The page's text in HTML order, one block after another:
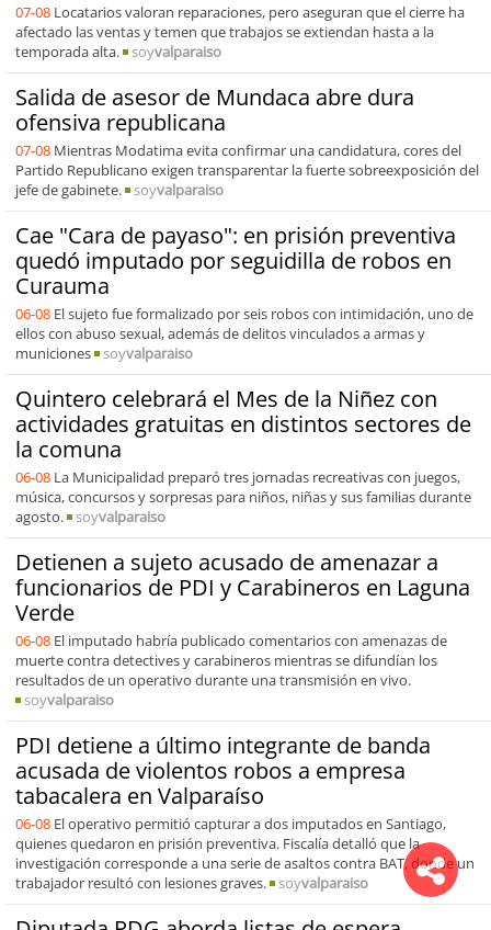
07-08 Locatarios valoran reparaciones, pero aseguran que el cierre ha
afectado las ventas y temen que trabajos se extiendan hasta a la
temporada alta.
soyvalparaiso
Salida de asesor de Mundaca abre dura
ofensiva republicana
07-08 Mientras Modatima evita confirmar una candidatura, cores del
Partido Republicano exigen transparentar la fuerte sobreexposición del
jefe de gabinete.
soyvalparaiso
Cae "Cara de payaso": en prisión preventiva
quedó imputado por seguidilla de robos en
Curauma
06-08 El sujeto fue formalizado por seis robos con intimidación, uno de
ellos con abuso sexual, además de delitos vinculados a armas y
municiones
soyvalparaiso
Quintero celebrará el Mes de la Niñez con
actividades gratuitas en distintos sectores de
la comuna
06-08 La Municipalidad preparó tres jornadas recreativas con juegos,
música, concursos y sorpresas para niños, niñas y sus familias durante
agosto.
soyvalparaiso
Detienen a sujeto acusado de amenazar a
funcionarios de PDI y Carabineros en Laguna
Verde
06-08 El imputado habría publicado comentarios con amenazas de
muerte contra detectives y carabineros mientras se difundían los
resultados de un operativo durante una transmisión en vivo.
soyvalparaiso
PDI detiene a último integrante de banda
acusada de violentos robos a empresa
tabacalera en Valparaíso
06-08 El operativo permitió capturar a dos imputados en Santiago,
quienes quedaron en prisión preventiva. Fiscalía detalló que la
investigación corresponde a una serie de asaltos contra BAT, donde un
trabajador resultó con lesiones graves.
soyvalparaiso